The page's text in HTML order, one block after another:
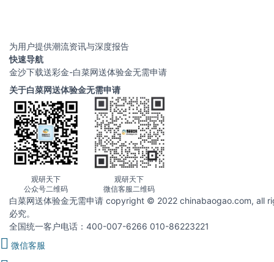
为用户提供潮流资讯与深度报告
快速导航
金沙下载送彩金-白菜网送体验金无需申请
关于白菜网送体验金无需申请
观研天下
公众号二维码
观研天下
微信客服二维码
白菜网送体验金无需申请 copyright © 2022 chinabaogao.com, all
必究。
全国统一客户电话：400-007-6266 010-86223221
微信客服